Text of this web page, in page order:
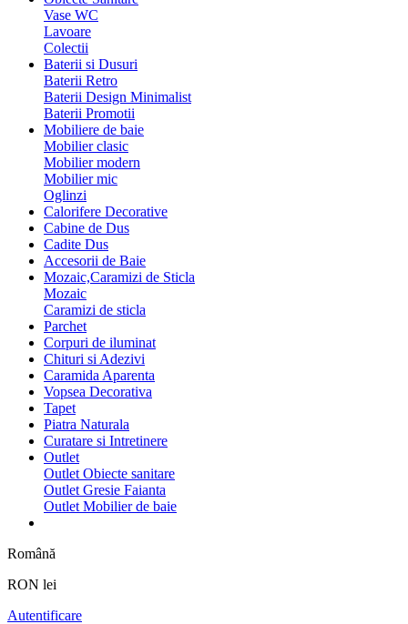
Vase WC
Lavoare
Colectii
Baterii si Dusuri
Baterii Retro
Baterii Design Minimalist
Baterii Promotii
Mobiliere de baie
Mobilier clasic
Mobilier modern
Mobilier mic
Oglinzi
Calorifere Decorative
Cabine de Dus
Cadite Dus
Accesorii de Baie
Mozaic,Caramizi de Sticla
Mozaic
Caramizi de sticla
Parchet
Corpuri de iluminat
Chituri si Adezivi
Caramida Aparenta
Vopsea Decorativa
Tapet
Piatra Naturala
Curatare si Intretinere
Outlet
Outlet Obiecte sanitare
Outlet Gresie Faianta
Outlet Mobilier de baie
Română
RON lei
Autentificare